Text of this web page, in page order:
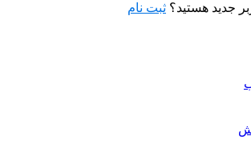
جدید هستید؟ ثبت نام